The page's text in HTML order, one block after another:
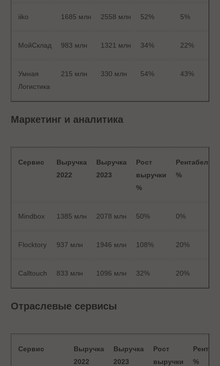
iiko 1685 млн 2558 млн 52% 5%
МойСклад 983 млн 1321 млн 34% 22%
Умная
Логистика
215 млн 330 млн 54% 43%
Маркетинг и аналитика
Сервис
Выручка
2022
Выручка
2023
Рост
выручки
%
%
Mindbox 1385 млн 2078 млн 50% 0%
Flocktory 937 млн 1946 млн 108% 20%
Calltouch 833 млн 1096 млн 32% 20%
Отраслевые сервисы
Сервис
Выручка
2022
Выручка
2023
Рост
выручки
%